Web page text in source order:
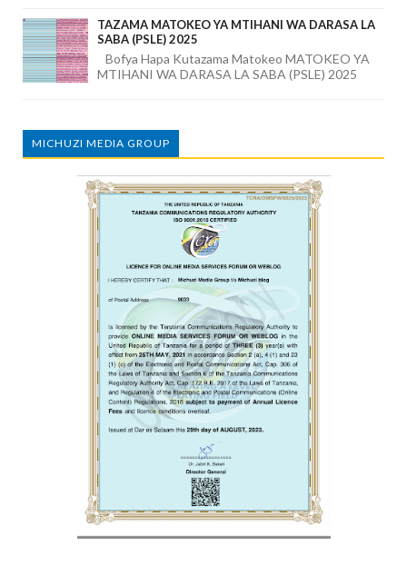
TAZAMA MATOKEO YA MTIHANI WA DARASA LA
SABA (PSLE) 2025
Bofya Hapa Kutazama Matokeo MATOKEO YA
MTIHANI WA DARASA LA SABA (PSLE) 2025
MICHUZI MEDIA GROUP